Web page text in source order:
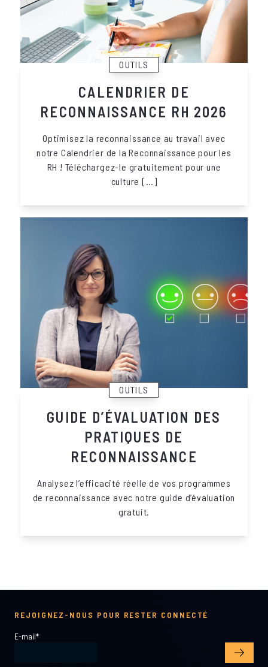
OUTILS
CALENDRIER DE
RECONNAISSANCE RH 2026
Optimisez la reconnaissance au travail avec
notre Calendrier de la Reconnaissance pour les
RH ! Téléchargez-le gratuitement pour une
culture […]
OUTILS
GUIDE D’ÉVALUATION DES
PRATIQUES DE
RECONNAISSANCE
Analysez l’efficacité réelle de vos programmes
de reconnaissance avec notre guide d’évaluation
gratuit.
REJOIGNEZ-NOUS POUR RESTER CONNECTÉ
E-mail*